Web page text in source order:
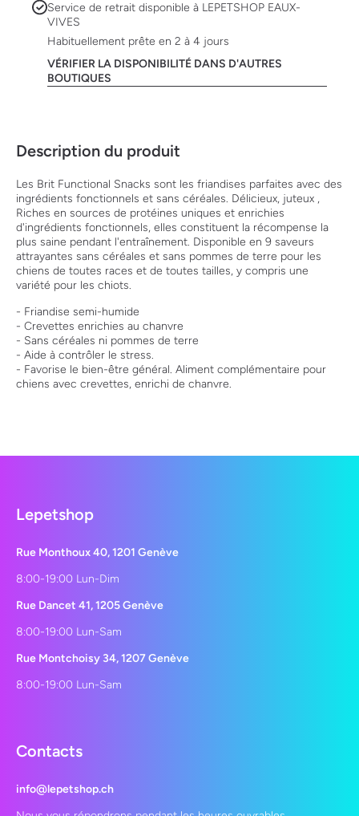
Service de retrait disponible à LEPETSHOP EAUX-
VIVES
Habituellement prête en 2 à 4 jours
VÉRIFIER LA DISPONIBILITÉ DANS D'AUTRES
BOUTIQUES
Description du produit
Les Brit Functional Snacks sont les friandises parfaites avec des
ingrédients fonctionnels et sans céréales. Délicieux, juteux ,
Riches en sources de protéines uniques et enrichies
d'ingrédients fonctionnels, elles constituent la récompense la
plus saine pendant l'entraînement. Disponible en 9 saveurs
attrayantes sans céréales et sans pommes de terre pour les
chiens de toutes races et de toutes tailles, y compris une
variété pour les chiots.
- Friandise semi-humide
- Crevettes enrichies au chanvre
- Sans céréales ni pommes de terre
- Aide à contrôler le stress.
- Favorise le bien-être général. Aliment complémentaire pour
chiens avec crevettes, enrichi de chanvre.
Lepetshop
Rue Monthoux 40, 1201 Genève
8:00-19:00 Lun-Dim
Rue Dancet 41, 1205 Genève
8:00-19:00 Lun-Sam
Rue Montchoisy 34, 1207 Genève
8:00-19:00 Lun-Sam
Contacts
info@lepetshop.ch